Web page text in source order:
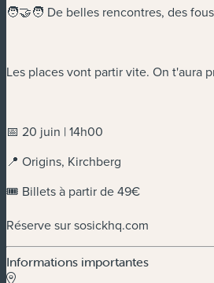
🧑‍🤝‍🧑 De belles rencontres, des
Les places vont partir vite. On t'aura
📅 20 juin | 14h00
📍 Origins, Kirchberg
🎟️ Billets à partir de 49€
Réserve sur sosickhq.com
Informations importantes